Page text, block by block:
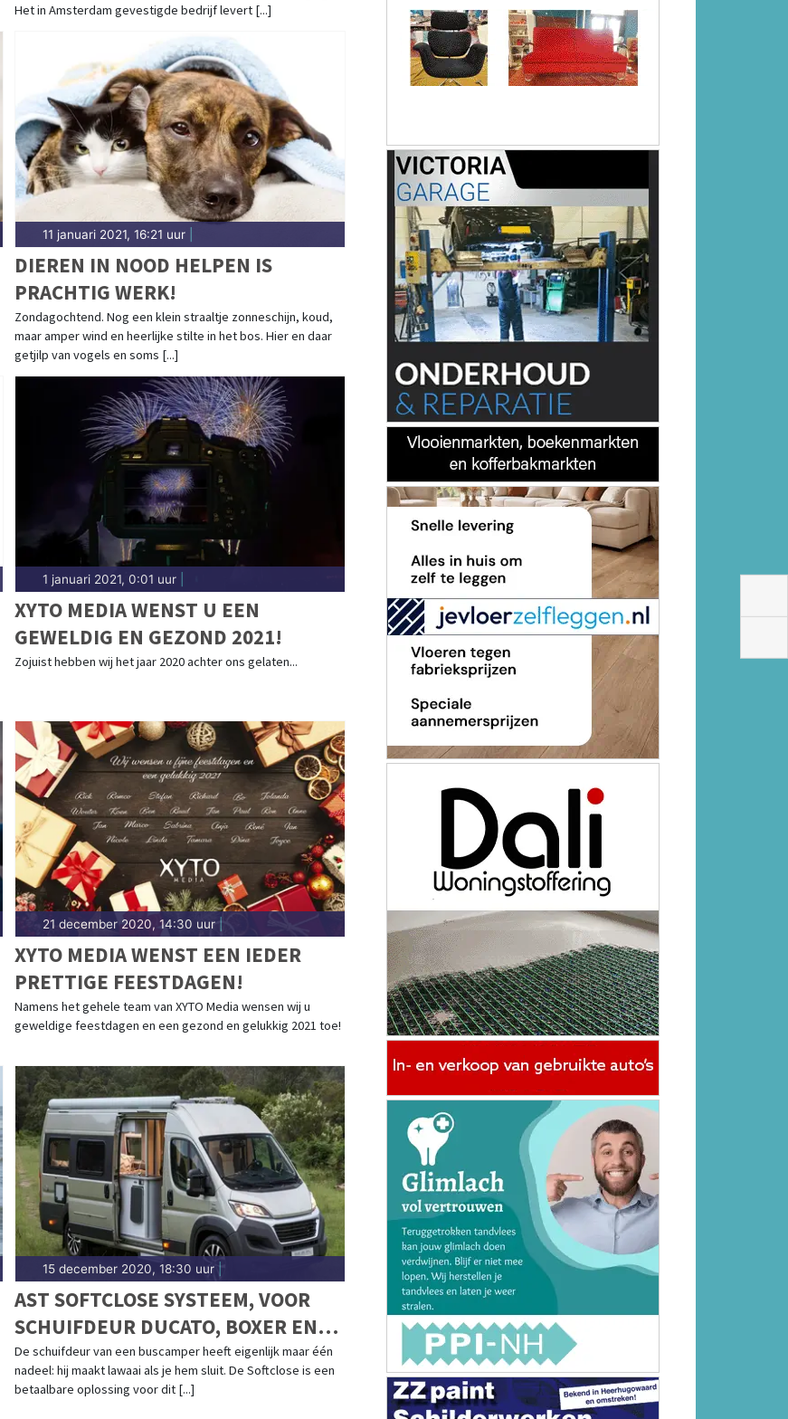
Het in Amsterdam gevestigde bedrijf levert [...]
11 januari 2021, 16:21 uur|
DIEREN IN NOOD HELPEN IS
PRACHTIG WERK!
Zondagochtend. Nog een klein straaltje zonneschijn, koud,
maar amper wind en heerlijke stilte in het bos. Hier en daar
getjilp van vogels en soms [...]
1 januari 2021, 0:01 uur|
XYTO MEDIA WENST U EEN
GEWELDIG EN GEZOND 2021!
Zojuist hebben wij het jaar 2020 achter ons gelaten...
21 december 2020, 14:30 uur|
XYTO MEDIA WENST EEN IEDER
PRETTIGE FEESTDAGEN!
Namens het gehele team van XYTO Media wensen wij u
geweldige feestdagen en een gezond en gelukkig 2021 toe!
15 december 2020, 18:30 uur|
AST SOFTCLOSE SYSTEEM, VOOR
SCHUIFDEUR DUCATO, BOXER EN
JUMPER >2006
De schuifdeur van een buscamper heeft eigenlijk maar één
nadeel: hij maakt lawaai als je hem sluit. De Softclose is een
betaalbare oplossing voor dit [...]